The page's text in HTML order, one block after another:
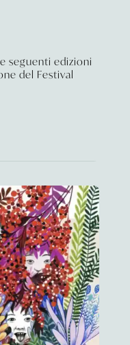
seguenti edizioni
del Festival